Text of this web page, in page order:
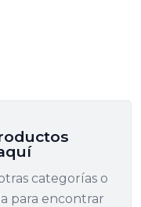
categorías o
para encontrar